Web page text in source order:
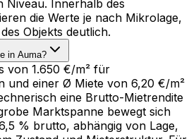
Niveau. Innerhalb des
die Werte je nach Mikrolage,
Objekts deutlich.
in Auma?
von 1.650 €/m² für
und einer Ø Miete von 6,20 €/m²
eine Brutto-Mietrendite
Marktspanne bewegt sich
% brutto, abhängig von Lage,